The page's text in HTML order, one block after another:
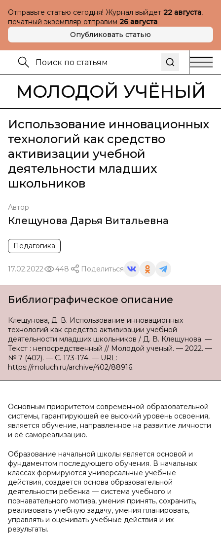
Отправьте статью сегодня! Журнал выйдет 22 августа,
печатный экземпляр отправим 26 августа
Опубликовать статью
МОЛОДОЙ УЧЁНЫЙ
Использование инновационных
технологий как средство
активизации учебной
деятельности младших
школьников
Автор
Клещунова Дарья Витальевна
Педагогика
17.02.2022 448 Поделиться
Библиографическое описание
Клещунова, Д. В. Использование инновационных
технологий как средство активизации учебной
деятельности младших школьников / Д. В. Клещунова. —
Текст : непосредственный // Молодой ученый. — 2022. —
№ 7 (402). — С. 173-174. — URL:
https://moluch.ru/archive/402/88916.
Основным приоритетом современной образовательной
системы, гарантирующей ее высокий уровень освоения,
является обучение, направленное на развитие личности
и её самореализацию.
Образование начальной школы является основой и
фундаментом последующего обучения. В начальных
классах формируются универсальные учебные
действия, создается основа образовательной
деятельности ребенка — система учебного и
познавательного мотива, умения принять, сохранить,
реализовать учебную задачу, умения планировать,
управлять и оценивать учебные действия и их
результаты.